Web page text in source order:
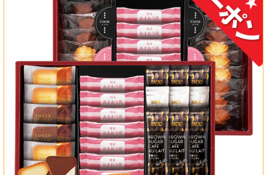
出産祝い
結婚祝い
新築祝い
初盆・新盆